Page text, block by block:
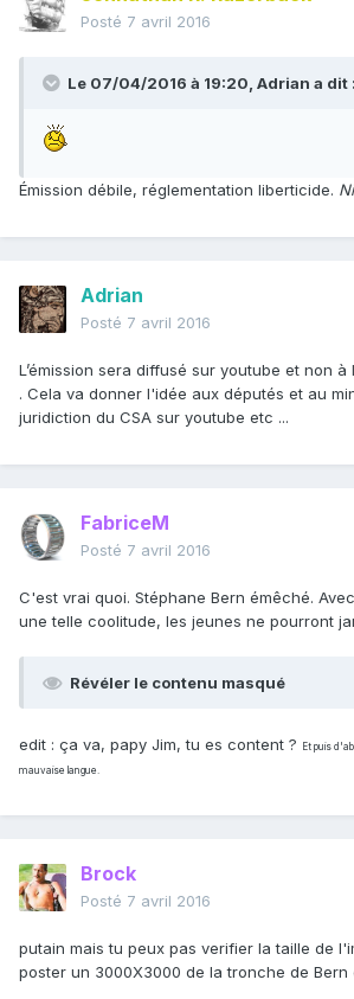
Posté 7 avril 2016
Le 07/04/2016 à 19:20, Adrian a dit :
Émission débile, réglementation liberticide.
Adrian
Posté 7 avril 2016
L’émission sera diffusé sur youtube et non
. Cela va donner l'idée aux députés et au
juridiction du CSA sur youtube etc ...
FabriceM
Posté 7 avril 2016
C'est vrai quoi. Stéphane Bern émêché.
une telle coolitude, les jeunes ne pourront
Révéler le contenu masqué
edit : ça va, papy Jim, tu es content ?
Et puis
mauvaise langue.
Brock
Posté 7 avril 2016
putain mais tu peux pas verifier la taille de
poster un 3000X3000 de la tronche de